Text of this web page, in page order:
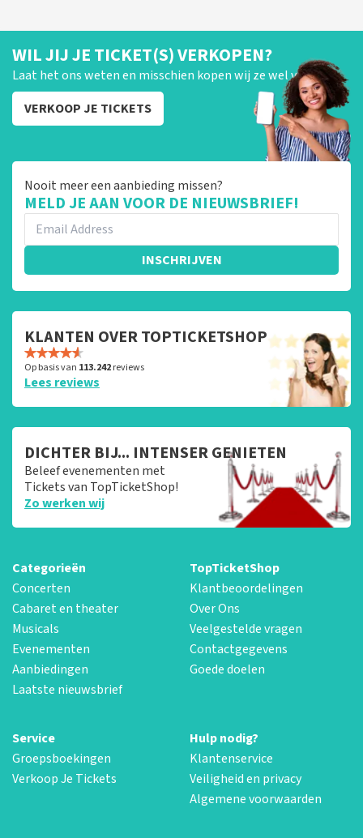
WIL JIJ JE TICKET(S) VERKOPEN?
Laat het ons weten en misschien kopen wij ze wel van je!
VERKOOP JE TICKETS
Nooit meer een aanbieding missen?
MELD JE AAN VOOR DE NIEUWSBRIEF!
INSCHRIJVEN
KLANTEN OVER TOPTICKETSHOP
Op basis van 113.242reviews
Lees reviews
DICHTER BIJ... INTENSER GENIETEN
Beleef evenementen met
Tickets van TopTicketShop!
Zo werken wij
Categorieën
Concerten
Cabaret en theater
Musicals
Evenementen
Aanbiedingen
Laatste nieuwsbrief
TopTicketShop
Klantbeoordelingen
Over Ons
Veelgestelde vragen
Contactgegevens
Goede doelen
Service
Groepsboekingen
Verkoop Je Tickets
Hulp nodig?
Klantenservice
Veiligheid en privacy
Algemene voorwaarden